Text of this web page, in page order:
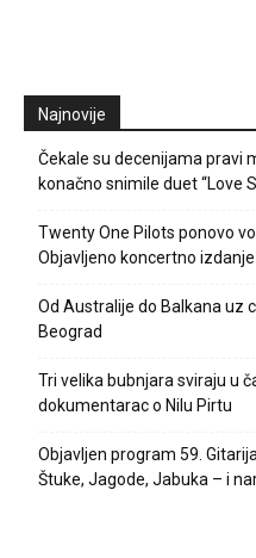
Najnovije
Čekale su decenijama pravi
konačno snimile duet “Love
Twenty One Pilots ponovo
Objavljeno koncertno
Od Australije do Balkana uz
Beograd
Tri velika bubnjara sviraju u
dokumentarac o Nilu Pirtu
Objavljen program 59.
Štuke, Jagode, Jabuka – i